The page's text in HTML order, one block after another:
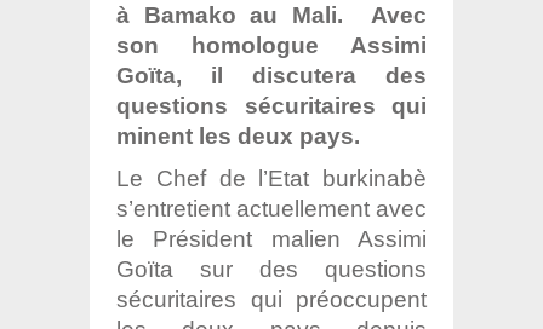
à Bamako au Mali. Avec
son homologue Assimi
Goïta, il discutera des
questions sécuritaires qui
minent les deux pays.
Le Chef de l’Etat burkinabè
s’entretient actuellement avec
le Président malien Assimi
Goïta sur des questions
sécuritaires qui préoccupent